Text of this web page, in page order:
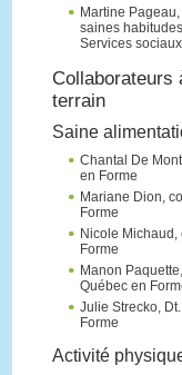
Martine
saines
Services sociaux
Collaborateurs
terrain
Saine
Chantal De
en Forme
Mariane Dion,
Forme
Nicole
Forme
Manon
Québec en
Julie Strecko,
Forme
Activité